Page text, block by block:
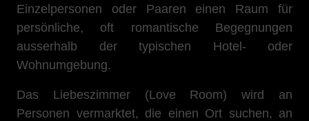
Einzelpersonen oder Paaren einen Raum für
persönliche, oft romantische Begegnungen
ausserhalb der typischen Hotel- oder
Wohnumgebung.
Das Liebeszimmer (Love Room) wird an
Personen vermarktet, die einen Ort suchen, an